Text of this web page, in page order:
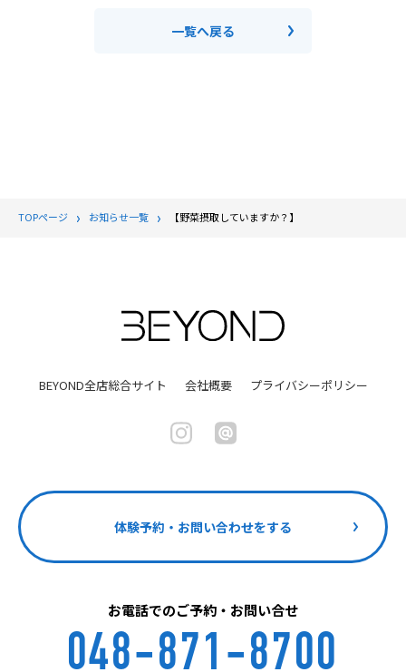
一覧へ戻る
TOPページ お知らせ一覧 【野菜摂取していますか？】⁣
BEYOND全店総合サイト 会社概要 プライバシーポリシー
体験予約・お問い合わせをする
お電話でのご予約・お問い合せ
048-871-8700